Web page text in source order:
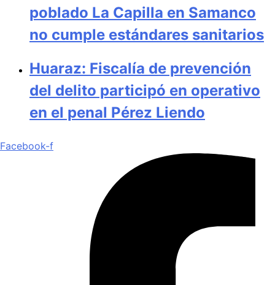
poblado La Capilla en Samanco
no cumple estándares sanitarios
Huaraz: Fiscalía de prevención
del delito participó en operativo
en el penal Pérez Liendo
Facebook-f